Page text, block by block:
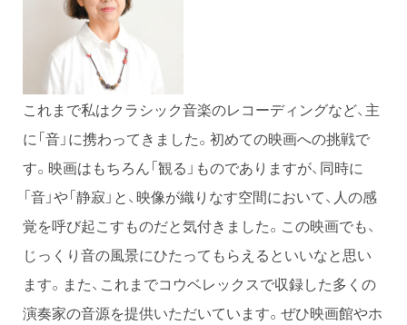
これまで私はクラシック音楽のレコーディングなど、主
に「音」に携わってきました。初めての映画への挑戦で
す。映画はもちろん「観る」ものでありますが、同時に
「音」や「静寂」と、映像が織りなす空間において、人の感
覚を呼び起こすものだと気付きました。この映画でも、
じっくり音の風景にひたってもらえるといいなと思い
ます。また、これまでコウベレックスで収録した多くの
演奏家の音源を提供いただいています。ぜひ映画館やホ